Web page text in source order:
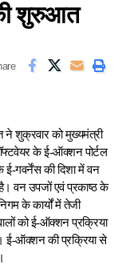
शुरुआत
ने शुक्रवार को मुख्यमंत्री
के ई-ऑक्शन पोर्टल
ई-गवर्नेंस की दिशा में वन
वन उपजों एवं प्रकाष्ठ के
के कार्यों में तेजी
को ई-ऑक्शन प्रक्रिया
ई-ऑक्शन की प्रक्रिया से